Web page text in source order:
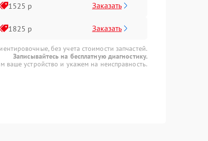
1525 р Заказать
1825 р Заказать
без учета стоимости запчастей.
Записывайтесь на бесплатную диагностику.
ваше устройство и укажем на неисправность.